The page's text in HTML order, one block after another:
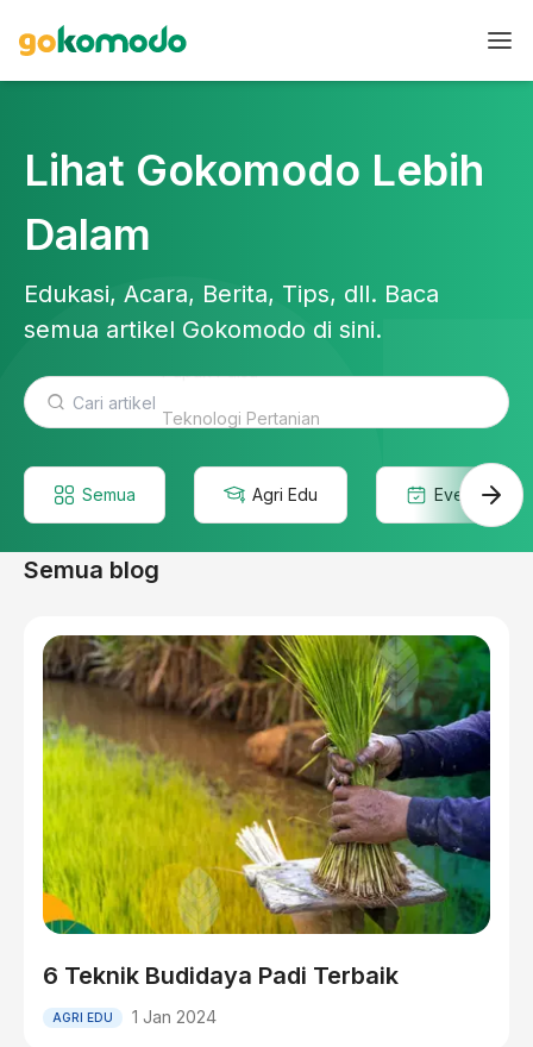
Lihat Gokomodo Lebih
Dalam
Edukasi, Acara, Berita, Tips, dll. Baca
semua artikel Gokomodo di sini.
Semua Agri Edu Event
Semua blog
6 Teknik Budidaya Padi Terbaik
AGRI EDU 1 Jan 2024